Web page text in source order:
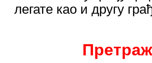
легате као и другу